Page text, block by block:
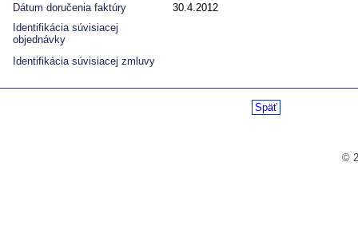
Dátum doručenia faktúry
30.4.2012
Identifikácia súvisiacej
objednávky
Identifikácia súvisiacej zmluvy
Späť
©